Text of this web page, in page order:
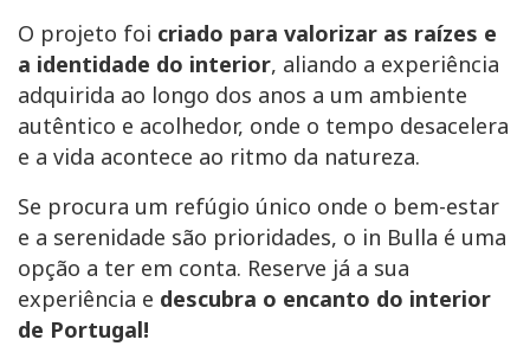
O projeto foi criado para valorizar as raízes e
a identidade do interior, aliando a experiência
adquirida ao longo dos anos a um ambiente
autêntico e acolhedor, onde o tempo desacelera
e a vida acontece ao ritmo da natureza.
Se procura um refúgio único onde o bem-estar
e a serenidade são prioridades, o in Bulla é uma
opção a ter em conta. Reserve já a sua
experiência e descubra o encanto do interior
de Portugal!